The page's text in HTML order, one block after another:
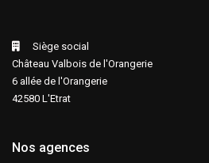
Siège social
Château Valbois de l'Orangerie
6 allée de l'Orangerie
42580 L'Etrat
Nos agences